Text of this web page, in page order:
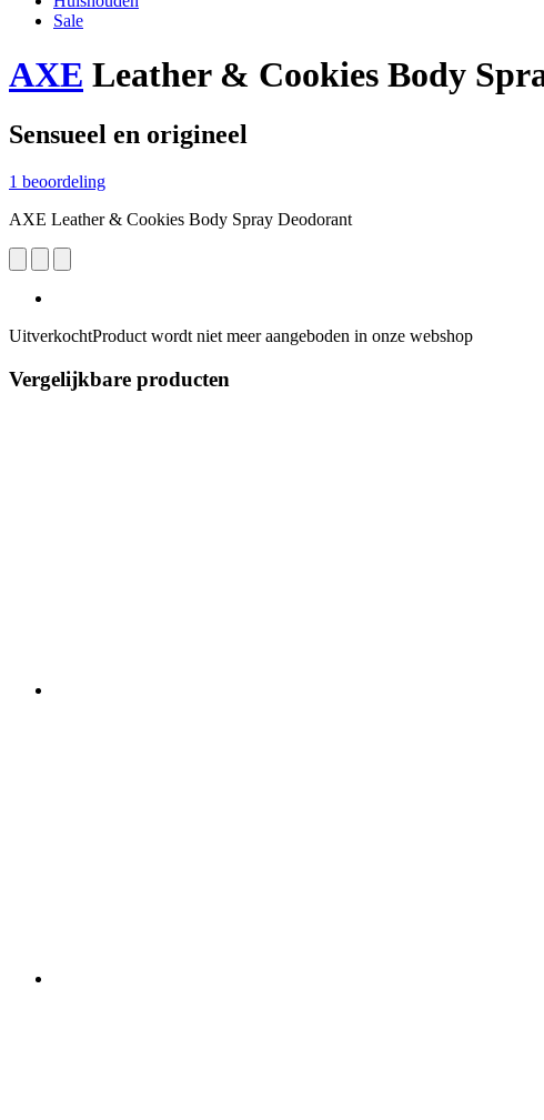
Sale
AXE Leather & Cookies Body
Sensueel en origineel
1 beoordeling
AXE Leather & Cookies Body Spray Deodorant
UitverkochtProduct wordt niet meer aangeboden in onze webshop
Vergelijkbare producten